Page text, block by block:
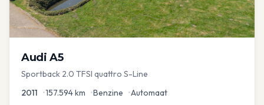
Audi A5
Sportback 2.0 TFSI quattro S-Line
2011 •157.594km •Benzine •Automaat